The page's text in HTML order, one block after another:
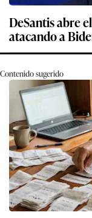
DeSantis abre
atacando a
Contenido sugerido